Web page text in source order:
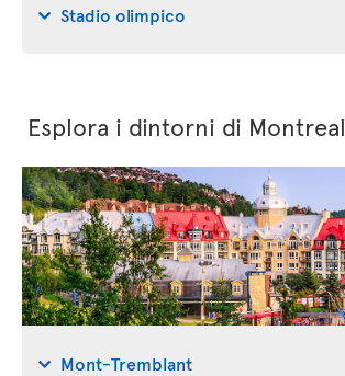
Stadio olimpico
Esplora i dintorni di Montreal
Mont-Tremblant